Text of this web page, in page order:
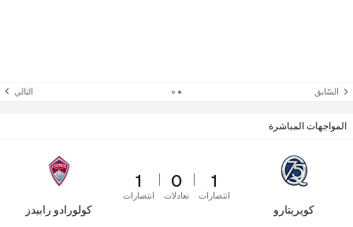
السّابق التالي
المواجهات المباشرة
كويريتارو
1
انتصارات
0
تعادلات
1
انتصارات
كولورادو رابيدز